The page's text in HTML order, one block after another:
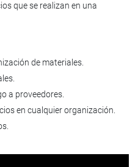
que se realizan en una
de materiales.
a proveedores.
en cualquier organización.